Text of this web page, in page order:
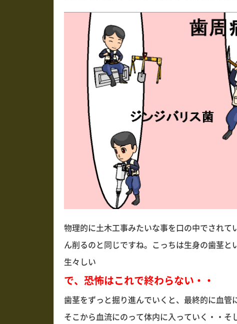
物理的に土木工事みたいな事を口の中でされ
ん削るのと同じですね。こっちは生身の歯茎
生々しい
で、恐怖はこれで終わらない・・
歯茎をずっと掘り進んでいくと、最終的に血管
そこから血流にのって体内に入っていく・・